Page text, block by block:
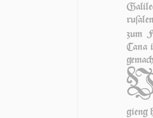
zum
Cana
gieng